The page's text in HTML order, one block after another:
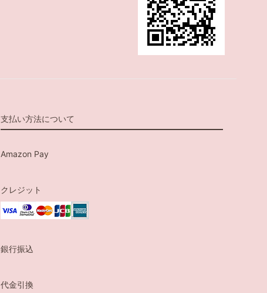
支払い方法について
Amazon Pay
クレジット
銀行振込
代金引換